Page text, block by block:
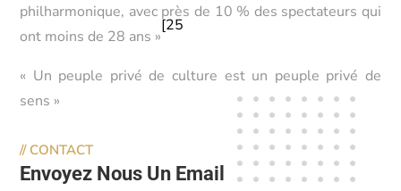
philharmonique, avec près de 10 % des spectateurs qui
ont moins de 28 ans »
[25
« Un peuple privé de culture est un peuple privé de
sens »
// CONTACT
Envoyez Nous Un Email